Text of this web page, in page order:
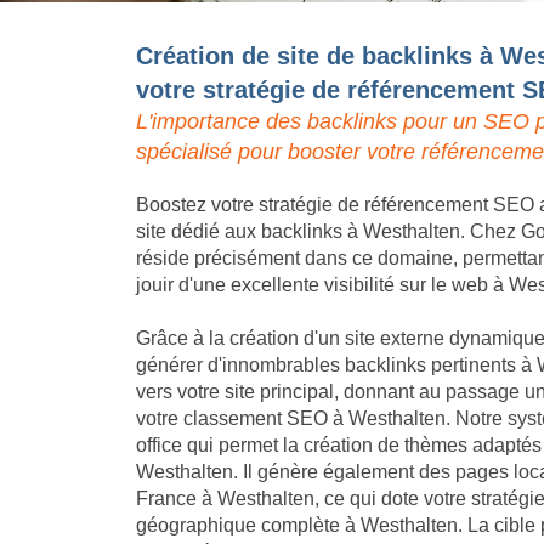
Création de site de backlinks à
votre stratégie de référencement
L'importance des backlinks pour un SEO
spécialisé pour booster votre
Boostez votre stratégie de référencement
site dédié aux backlinks à Westhalten. Chez
réside précisément dans ce domaine,
jouir d'une excellente visibilité sur le web à
Grâce à la création d'un site externe
générer d'innombrables backlinks pertinents à
vers votre site principal, donnant au passage
votre classement SEO à Westhalten. Notre
office qui permet la création de thèmes
Westhalten. Il génère également des pages
France à Westhalten, ce qui dote votre
géographique complète à Westhalten. La cible